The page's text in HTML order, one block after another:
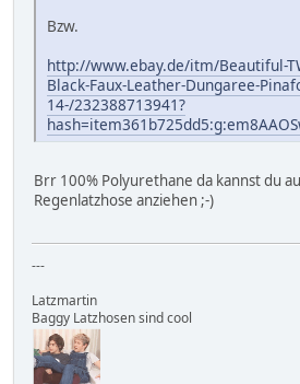
Bzw.
http://www.ebay.de/itm/Beautiful-
Black-Faux-Leather-Dungaree-
14-/232388713941?
Brr 100% Polyurethane da kannst du
Regenlatzhose anziehen ;-)
---
Latzmartin
Baggy Latzhosen sind cool